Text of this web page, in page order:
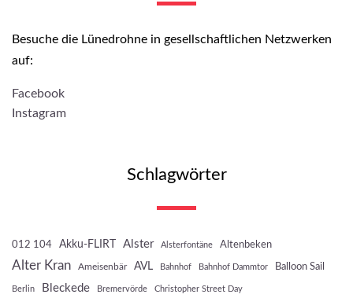
Besuche die Lünedrohne in gesellschaftlichen Netzwerken
auf:
Facebook
Instagram
Schlagwörter
012 104 Akku-FLIRT Alster Alsterfontäne Altenbeken
Alter Kran Ameisenbär AVL Bahnhof Bahnhof Dammtor Balloon Sail
Berlin Bleckede Bremervörde Christopher Street Day